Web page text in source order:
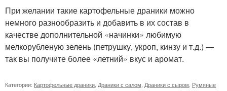
При желании такие картофельные драники можно
немного разнообразить и добавить в их состав в
качестве дополнительной «начинки» любимую
мелкорубленую зелень (петрушку, укроп, кинзу и т.д.) —
так вы получите более «летний» вкус и аромат.
Категории: Картофельные драники, Драники с салом, Драники с сыром, Румяные